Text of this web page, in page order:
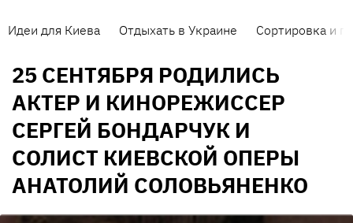
Идеи для Киева Отдыхать в Украине Сортировка и
25 СЕНТЯБРЯ РОДИЛИСЬ
АКТЕР И КИНОРЕЖИССЕР
СЕРГЕЙ БОНДАРЧУК И
СОЛИСТ КИЕВСКОЙ ОПЕРЫ
АНАТОЛИЙ СОЛОВЬЯНЕНКО